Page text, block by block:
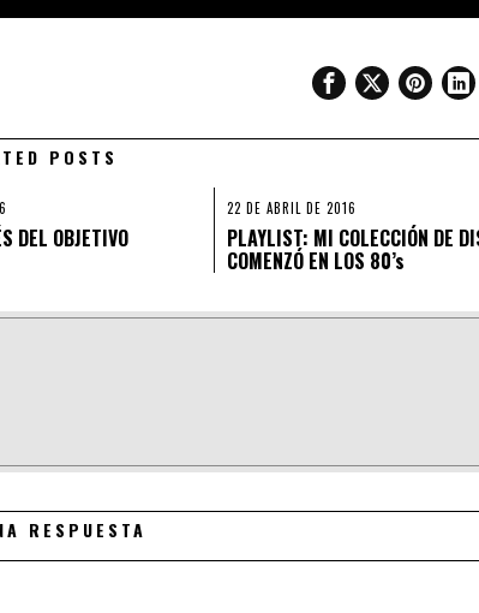
POSTS
DEL OBJETIVO
22 DE ABRIL DE 2016
PLAYLIST: MI COLECCIÓN DE
COMENZÓ EN LOS 80’s
RESPUESTA